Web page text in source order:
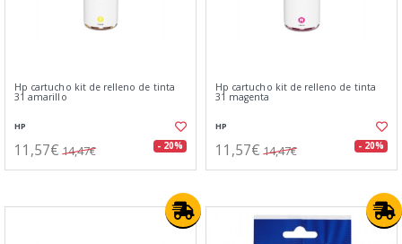
Hp cartucho kit de relleno de tinta
31 amarillo
HP
11,57€ 14,47€ - 20%
Hp cartucho kit de relleno de tinta
31 magenta
HP
11,57€ 14,47€ - 20%